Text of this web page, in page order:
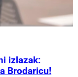
izlazak:
Brodaricu!